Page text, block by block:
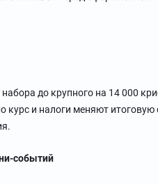
до крупного на 14 000
курс и налоги меняют
событий